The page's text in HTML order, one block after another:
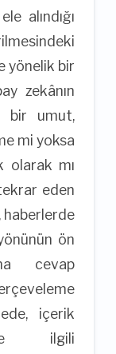
alındığı
yönelik bir
zekânın
bir umut,
mi yoksa
olarak mı
eden
haberlerde
ön
cevap
içerik
ilgili